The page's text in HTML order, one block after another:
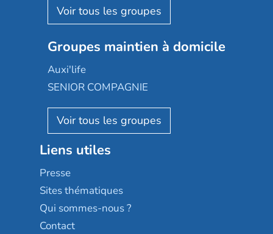
Aquarelia
Nexity edenea
Les jardins d'Arcadie
Occitalia
Appartseniors
Reseda
Stella management
Les villages d'or
Sérénys
Résidences services Villa Médicis
Emera
Groupe SOS
Le Noble Âge
Almage
Résidalya
Groupe aplus
Groupes maintien à domicile
Auxi'life
SENIOR COMPAGNIE
AGE D'OR Services
Liens utiles
Presse
Sites thématiques
Qui sommes-nous ?
Contact